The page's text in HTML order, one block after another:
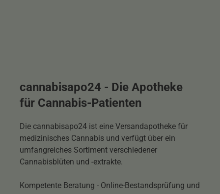
cannabisapo24 - Die Apotheke
für Cannabis-Patienten
Die cannabisapo24 ist eine Versandapotheke für
medizinisches Cannabis und verfügt über ein
umfangreiches Sortiment verschiedener
Cannabisblüten und -extrakte.
Kompetente Beratung - Online-Bestandsprüfung und